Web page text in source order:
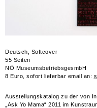
Deutsch, Softcover
55 Seiten
NÖ MuseumsbetriebsgesmbH
8 Euro, sofort lieferbar email an:
Ausstellungskatalog zu der von
„Ask Yo Mama“ 2011 im